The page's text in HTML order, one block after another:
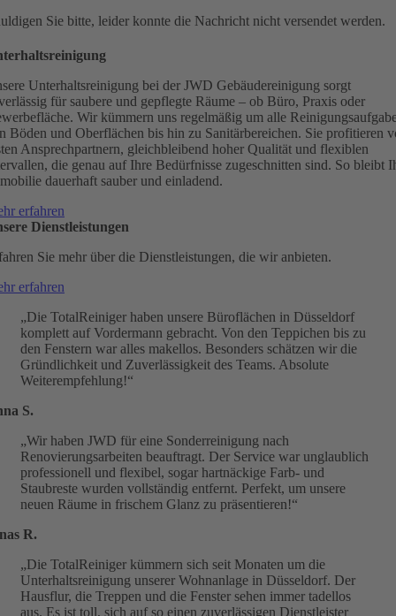
Sie bitte, leider konnte die Nachricht nicht versendet werden.
Unterhaltsreinigung bei der JWD Gebäudereinigung sorgt
für saubere und gepflegte Räume – ob Büro, Praxis oder
Wir kümmern uns regelmäßig um alle
Böden und Oberflächen bis hin zu Sanitärbereichen. Sie profitieren
Ansprechpartnern, gleichbleibend hoher Qualität und flexiblen
die genau auf Ihre Bedürfnisse zugeschnitten sind. So bleibt
dauerhaft sauber und einladend.
erfahren
Dienstleistungen
Sie mehr über die Dienstleistungen, die wir anbieten.
erfahren
„Die TotalReiniger haben unsere Büroflächen in Düsseldorf
komplett auf Vordermann gebracht. Von den Teppichen bis zu
den Fenstern war alles makellos. Besonders schätzen wir die
Gründlichkeit und Zuverlässigkeit des Teams. Absolute
Weiterempfehlung!“
S.
„Wir haben JWD für eine Sonderreinigung nach
Renovierungsarbeiten beauftragt. Der Service war unglaublich
professionell und flexibel, sogar hartnäckige Farb- und
Staubreste wurden vollständig entfernt. Perfekt, um unsere
neuen Räume in frischem Glanz zu präsentieren!“
R.
„Die TotalReiniger kümmern sich seit Monaten um die
Unterhaltsreinigung unserer Wohnanlage in Düsseldorf. Der
Hausflur, die Treppen und die Fenster sehen immer tadellos
aus. Es ist toll, sich auf so einen zuverlässigen Dienstleister